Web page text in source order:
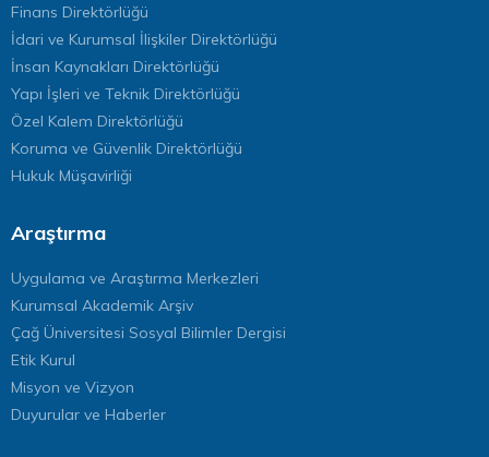
Finans Direktörlüğü
İdari ve Kurumsal İlişkiler Direktörlüğü
İnsan Kaynakları Direktörlüğü
Yapı İşleri ve Teknik Direktörlüğü
Özel Kalem Direktörlüğü
Koruma ve Güvenlik Direktörlüğü
Hukuk Müşavirliği
Araştırma
Uygulama ve Araştırma Merkezleri
Kurumsal Akademik Arşiv
Çağ Üniversitesi Sosyal Bilimler Dergisi
Etik Kurul
Misyon ve Vizyon
Duyurular ve Haberler